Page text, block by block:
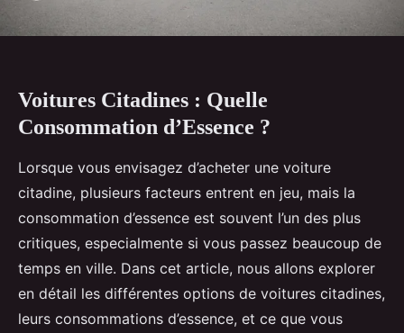
Voitures Citadines : Quelle
Consommation d’Essence ?
Lorsque vous envisagez d’acheter une voiture
citadine, plusieurs facteurs entrent en jeu, mais la
consommation d’essence est souvent l’un des plus
critiques, especialmente si vous passez beaucoup de
temps en ville. Dans cet article, nous allons explorer
en détail les différentes options de voitures citadines,
leurs consommations d’essence, et ce que vous